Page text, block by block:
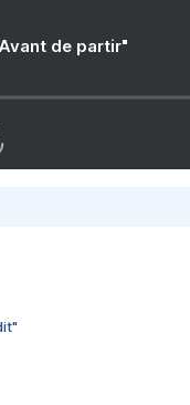
de partir"